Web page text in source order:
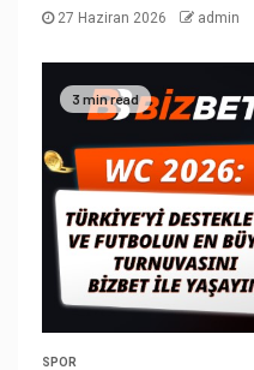
27 Haziran 2026 admin
3 min read
SPOR